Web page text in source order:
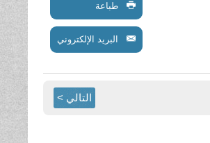
طباعة
البريد الإلكتروني
التالي >